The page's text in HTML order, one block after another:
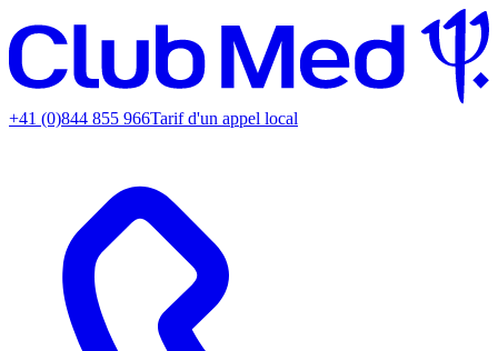
+41 (0)844 855 966Tarif d'un appel local